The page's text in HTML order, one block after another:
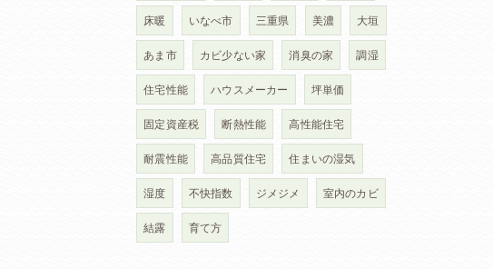
床暖 いなべ市 三重県 美濃 大垣
あま市 カビ少ない家 消臭の家 調湿
住宅性能 ハウスメーカー 坪単価
固定資産税 断熱性能 高性能住宅
耐震性能 高品質住宅 住まいの湿気
湿度 不快指数 ジメジメ 室内のカビ
結露 育て方